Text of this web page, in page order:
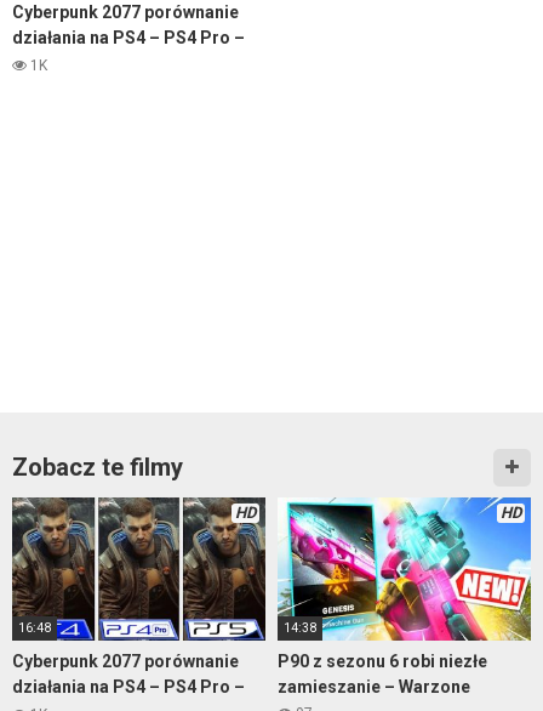
Cyberpunk 2077 porównanie
działania na PS4 – PS4 Pro –
PS5
1K
Zobacz te filmy
HD
16:48
Cyberpunk 2077 porównanie
działania na PS4 – PS4 Pro –
HD
14:38
P90 z sezonu 6 robi niezłe
zamieszanie – Warzone